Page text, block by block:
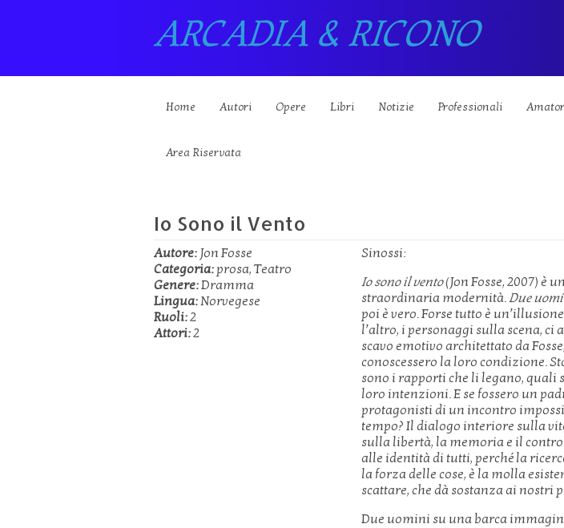
ARCADIA & RICONO
Home Autori Opere Libri Notizie Professionali
Area Riservata
Io Sono il Vento
Autore: Jon Fosse
Categoria: prosa, Teatro
Genere:Dramma
Lingua:Norvegese
Ruoli:2
Attori:2
Sinossi:
Io sono il vento(Jon Fosse, 2007) è
straordinaria modernità.Due
poi è vero. Forse tutto è
l’altro, i personaggi sulla scena, ci
scavo emotivo architettato da
conoscessero la loro condizione.
sono i rapporti che li legano, quali
loro intenzioni. E se fossero un
protagonisti di un incontro
tempo? Il dialogo interiore sulla
sulla libertà, la memoria e il
alle identità di tutti, perché la
la forza delle cose, è la molla
scattare, che dà sostanza ai nostri
Due uomini su una barca